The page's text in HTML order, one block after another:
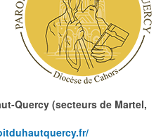
Quercy (secteurs de Martel,